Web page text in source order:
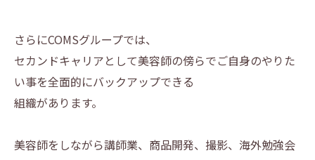
さらにCOMSグループでは、
セカンドキャリアとして美容師の傍らでご自身のやりた
い事を全面的にバックアップできる
組織があります。
美容師をしながら講師業、商品開発、撮影、海外勉強会